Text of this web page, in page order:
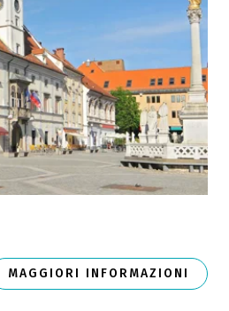
MAGGIORI INFORMAZIONI